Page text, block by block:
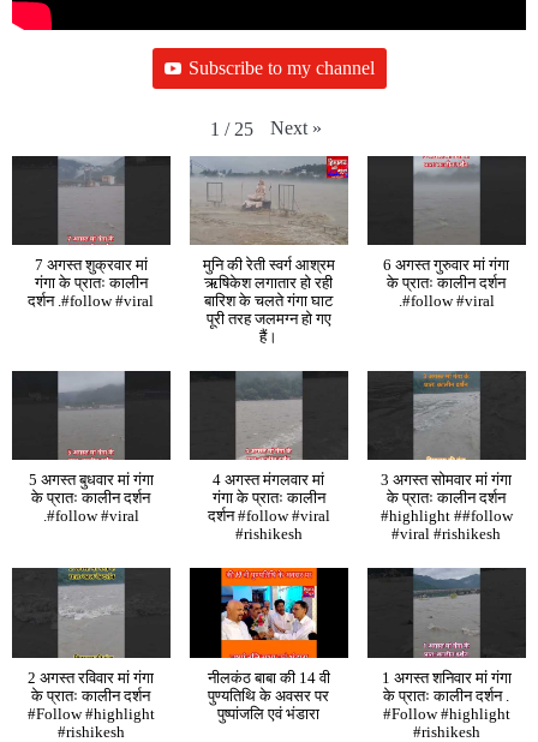
Subscribe to my channel
1 / 25 Next »
7 अगस्त शुक्रवार मां
गंगा के प्रातः कालीन
दर्शन .#follow #viral
मुनि की रेती स्वर्ग आश्रम
ऋषिकेश लगातार हो रही
बारिश के चलते गंगा घाट
पूरी तरह जलमग्न हो गए
हैं।
6 अगस्त गुरुवार मां गंगा
के प्रातः कालीन दर्शन
.#follow #viral
5 अगस्त बुधवार मां गंगा
के प्रातः कालीन दर्शन
.#follow #viral
4 अगस्त मंगलवार मां
गंगा के प्रातः कालीन
दर्शन #follow #viral
#rishikesh
3 अगस्त सोमवार मां गंगा
के प्रातः कालीन दर्शन
#highlight ##follow
#viral #rishikesh
2 अगस्त रविवार मां गंगा
के प्रातः कालीन दर्शन
#Follow #highlight
#rishikesh
नीलकंठ बाबा की 14 वी
पुण्यतिथि के अवसर पर
पुष्पांजलि एवं भंडारा
1 अगस्त शनिवार मां गंगा
के प्रातः कालीन दर्शन .
#Follow #highlight
#rishikesh